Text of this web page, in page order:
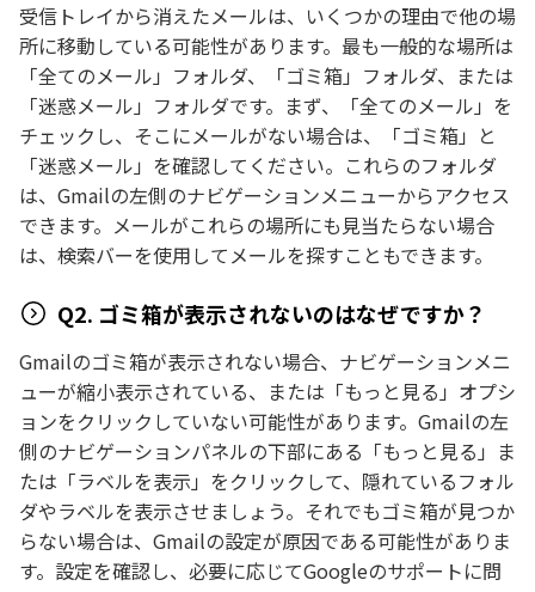
受信トレイから消えたメールは、いくつかの理由で他の場
所に移動している可能性があります。最も一般的な場所は
「全てのメール」フォルダ、「ゴミ箱」フォルダ、または
「迷惑メール」フォルダです。まず、「全てのメール」を
チェックし、そこにメールがない場合は、「ゴミ箱」と
「迷惑メール」を確認してください。これらのフォルダ
は、Gmailの左側のナビゲーションメニューからアクセス
できます。メールがこれらの場所にも見当たらない場合
は、検索バーを使用してメールを探すこともできます。
Q2. ゴミ箱が表示されないのはなぜですか？
Gmailのゴミ箱が表示されない場合、ナビゲーションメニ
ューが縮小表示されている、または「もっと見る」オプシ
ョンをクリックしていない可能性があります。Gmailの左
側のナビゲーションパネルの下部にある「もっと見る」ま
たは「ラベルを表示」をクリックして、隠れているフォル
ダやラベルを表示させましょう。それでもゴミ箱が見つか
らない場合は、Gmailの設定が原因である可能性がありま
す。設定を確認し、必要に応じてGoogleのサポートに問